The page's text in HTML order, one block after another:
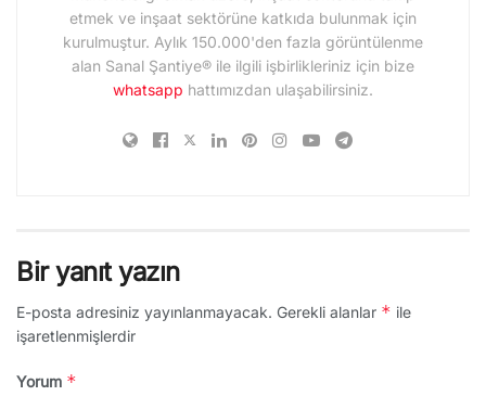
etmek ve inşaat sektörüne katkıda bulunmak için
kurulmuştur. Aylık 150.000'den fazla görüntülenme
alan Sanal Şantiye® ile ilgili işbirlikleriniz için bize
whatsapp hattımızdan ulaşabilirsiniz.
Bir yanıt yazın
E-posta adresiniz yayınlanmayacak. Gerekli alanlar * ile
işaretlenmişlerdir
Yorum *